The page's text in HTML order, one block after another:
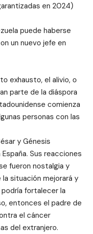
en 2024)
puede haberse
un nuevo jefe en
exhausto, el alivio, o
parte de la diáspora
comienza
personas con las
y Génesis
Sus reacciones
fueron nostalgia y
situación mejorará y
fortalecer la
entonces el padre de
el cáncer
del extranjero.